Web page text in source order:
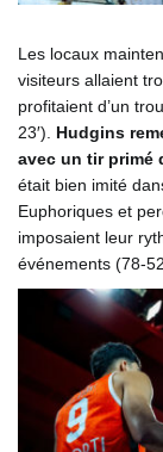
Les locaux
visiteurs allaient
profitaient d’un
23′). Hudgins
avec un tir primé
était bien imité
Euphoriques et
imposaient leur
événements (78-